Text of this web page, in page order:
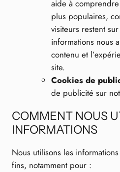
aide à
plus populaires,
visiteurs restent
informations nous
contenu et
site.
Cookies de
de publicité sur
COMMENT NOUS
INFORMATIONS
Nous utilisons les
fins, notamment pour :